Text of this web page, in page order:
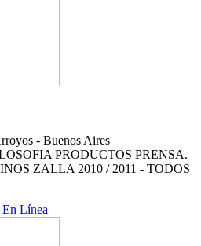
- Buenos Aires
PRODUCTOS PRENSA.
ZALLA 2010 / 2011 - TODOS
Línea